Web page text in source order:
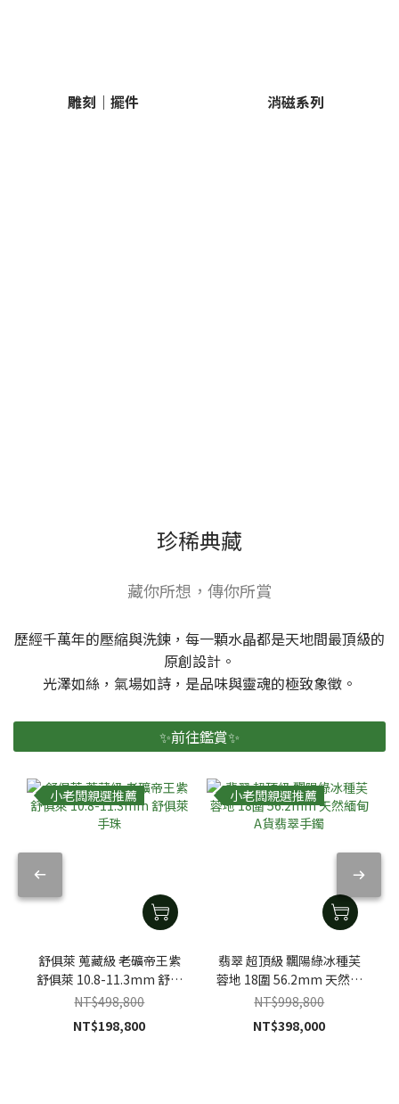
雕刻｜擺件 消磁系列
珍稀典藏
藏你所想，傳你所賞
歷經千萬年的壓縮與洗鍊，每一顆水晶都是天地間最頂級的
原創設計。
光澤如絲，氣場如詩，是品味與靈魂的極致象徵。
✨前往鑑賞✨
小老闆親選推薦
舒俱萊 蒐藏級 老礦帝王紫
舒俱萊 10.8-11.3mm 舒俱
萊手珠
NT$498,800
NT$198,800
小老闆親選推薦
翡翠 超頂級 飄陽綠冰種芙
蓉地 18圍 56.2mm 天然緬
甸A貨翡翠手鐲
NT$998,800
NT$398,000